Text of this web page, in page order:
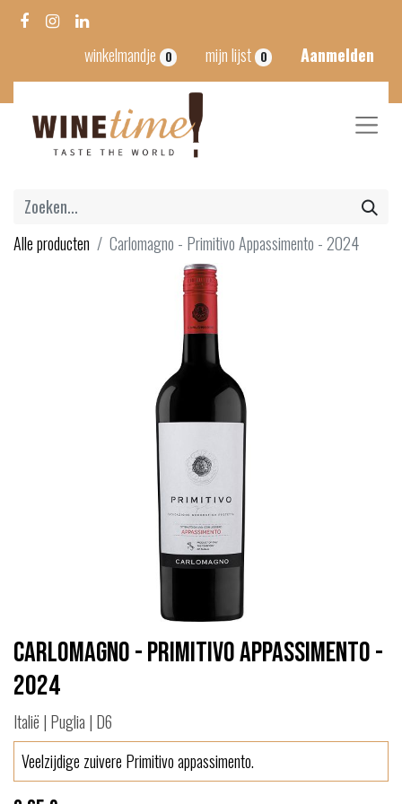
winkelmandje 0 mijn lijst 0 Aanmelden
Alle producten Carlomagno - Primitivo Appassimento - 2024
Carlomagno - Primitivo Appassimento -
2024
Italië | Puglia | D6
Veelzijdige zuivere Primitivo appassimento.